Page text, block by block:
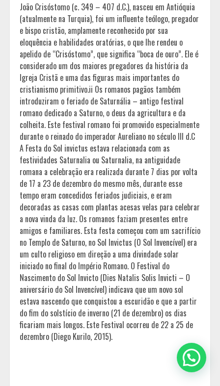
João Crisóstomo (c. 349 – 407 d.C.), nasceu em Antióquia
(atualmente na Turquia), foi um influente teólogo, pregador
e bispo cristão, amplamente reconhecido por sua
eloquência e habilidades oratórias, o que lhe rendeu o
apelido de “Crisóstomo”, que significa “boca de ouro”. Ele é
considerado um dos maiores pregadores da história da
Igreja Cristã e uma das figuras mais importantes do
cristianismo primitivo.ii Os romanos pagãos também
introduziram o feriado de Saturnália – antigo festival
romano dedicado a Saturno, o deus da agricultura e da
colheita. Este festival romano foi promovido especialmente
durante o reinado do imperador Aureliano no século III d.C
A Festa do Sol invictus estava relacionada com as
festividades Saturnalia ou Saturnalia, na antiguidade
romana a celebração era realizada durante 7 dias por volta
de 17 a 23 de dezembro do mesmo mês, durante esse
tempo eram concedidos feriados judiciais, e eram
decoradas as casas com plantas acesas velas para celebrar
a nova vinda da luz. Os romanos faziam presentes entre
amigos e familiares. Esta festa começou com um sacrifício
no Templo de Saturno, no Sol Invictus (O Sol Invencível) era
um culto religioso em direção a uma divindade solar
iniciado no final do Império Romano. O Festival do
Nascimento do Sol Invicto (Dies Natalis Solis Invicti – O
aniversário do Sol Invencível) indicava que um novo sol
estava nascendo que conquistou a escuridão e que a partir
do fim do solstício de inverno (21 de dezembro) os dias
ficariam mais longos. Este Festival ocorreu de 22 a 25 de
dezembro (Diego Kurilo, 2015).